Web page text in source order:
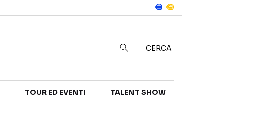
CERCA
TOUR ED EVENTI TALENT SHOW